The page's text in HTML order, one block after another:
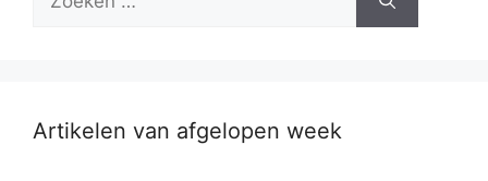
Artikelen van afgelopen week